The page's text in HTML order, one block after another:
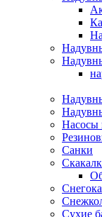
Насосы
Санки
Сухие